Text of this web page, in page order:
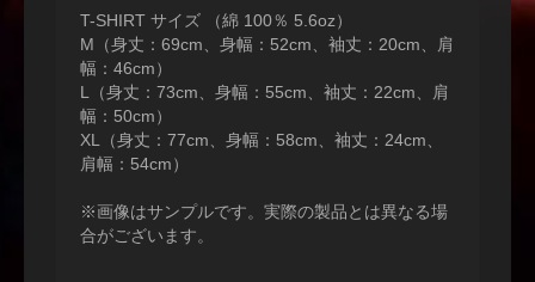
T-SHIRT サイズ （綿 100％ 5.6oz）
M（身丈：69cm、身幅：52cm、袖丈：20cm、肩
幅：46cm）
L（身丈：73cm、身幅：55cm、袖丈：22cm、肩
幅：50cm）
XL（身丈：77cm、身幅：58cm、袖丈：24cm、
肩幅：54cm）
※画像はサンプルです。実際の製品とは異なる場
合がございます。